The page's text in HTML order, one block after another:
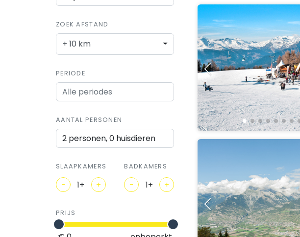
ZOEK AFSTAND
+ 10 km
PERIODE
AANTAL PERSONEN
2 personen, 0 huisdieren
SLAAPKAMERS
- +
BADKAMERS
- +
PRIJS